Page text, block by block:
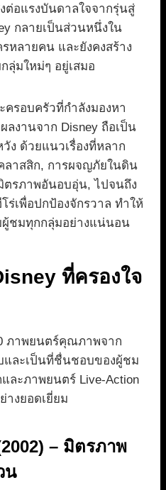
ต่อแรงบันดาลใจจากรุ่นสู่
กลายเป็นส่วนหนึ่งใน
หลายคน และยังคงสร้าง
ลุ่มใหม่ๆ อยู่เสมอ
รอบครัวที่กำลังมองหา
งานจาก Disney ถือเป็น
ง ด้วยแนวเรื่องที่หลาก
ลาสสิก, การผจญภัยในดิน
ตรภาพอันอบอุ่น, ไปจนถึง
ร่เพื่อปกป้องจักรวาล ทำให้
ชมทุกกลุ่มอย่างแน่นอน
ที่ครองใจ
ภาพยนตร์คุณภาพจาก
และเป็นที่ชื่นชอบของผู้ชม
ละภาพยนตร์ Live-Action
างยอดเยี่ยม
– มิตรภาพ
น